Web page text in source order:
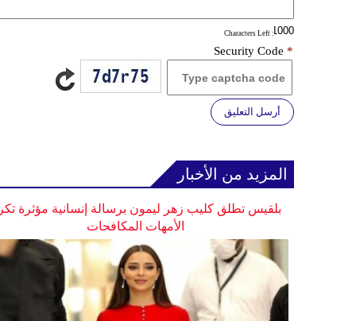
: Characters Left
Security Code *
أرسل التعليق
المزيد من الأخبار
بلقيس تطلق كليب زهر ليمون برسالة إنسانية مؤثرة
الأمهات المكافحات